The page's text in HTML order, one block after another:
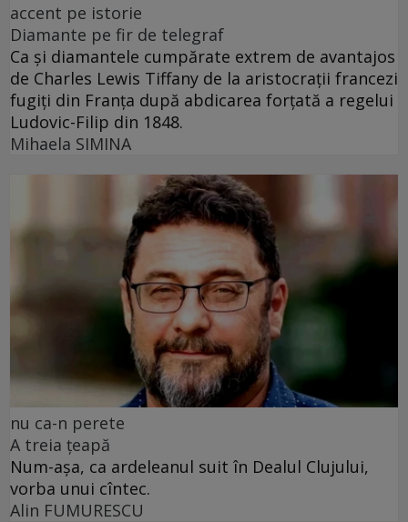
accent pe istorie
Diamante pe fir de telegraf
Ca și diamantele cumpărate extrem de avantajos
de Charles Lewis Tiffany de la aristocrații francezi
fugiți din Franța după abdicarea forțată a regelui
Ludovic-Filip din 1848.
Mihaela SIMINA
nu ca-n perete
A treia țeapă
Num-așa, ca ardeleanul suit în Dealul Clujului,
vorba unui cîntec.
Alin FUMURESCU